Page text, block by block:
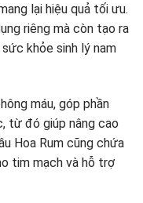
lại hiệu quả tối ưu.
riêng mà còn tạo ra
khỏe sinh lý nam
máu, góp phần
từ đó giúp nâng cao
Hoa Rum cũng chứa
tim mạch và hỗ trợ